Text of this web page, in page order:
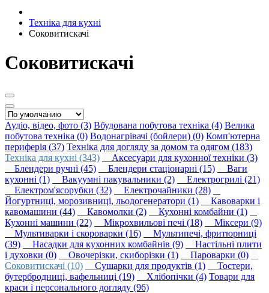
Техніка для кухні
Соковитискачі
Соковитискачі
Аудіо, відео, фото (3) Вбудована побутова техніка (4) Велика
побутова техніка (0) Водонагрівачі (бойлери) (0) Комп'ютерна
периферія (37) Техніка для догляду за домом та одягом (183)
Техніка для кухні (343)
Аксесуари для кухонної техніки (3)
Блендери ручні (45)
Блендери стаціонарні (15)
Ваги
кухонні (1)
Вакуумні пакувальники (2)
Електрогрилі (21)
Електром'ясорубки (32)
Електрочайники (28)
Йогуртниці, морозивниці, льодогенератори (1)
Кавоварки і
кавомашини (44)
Кавомолки (2)
Кухонні комбайни (1)
Кухонні машини (22)
Мікрохвильові печі (18)
Міксери (9)
Мультиварки і скороварки (16)
Мультипечі, фритюрниці
(39)
Насадки для кухонних комбайнів (9)
Настільні плити
і духовки (0)
Овочерізки, скиборізки (1)
Пароварки (0)
Соковитискачі (10)
Сушарки для продуктів (1)
Тостери,
бутербродниці, вафельниці (19)
Хлібопічки (4) Товари для
краси і персонального догляду (96)